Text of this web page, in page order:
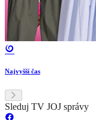
Najvyšší čas
Sleduj TV JOJ správy